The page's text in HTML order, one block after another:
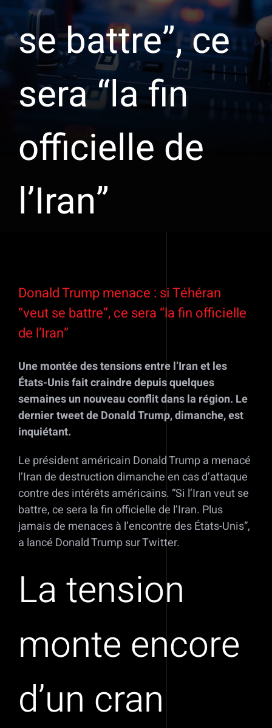
se battre”, ce
sera “la fin
officielle de
l’Iran”
l'image
agrandie
Donald Trump menace : si Téhéran
“veut se battre”, ce sera “la fin officielle
de l’Iran”
Une montée des tensions entre l’Iran et les
États-Unis fait craindre depuis quelques
semaines un nouveau conflit dans la région. Le
dernier tweet de Donald Trump, dimanche, est
inquiétant.
Le président américain Donald Trump a menacé
l’Iran de destruction dimanche en cas d’attaque
contre des intérêts américains. “Si l’Iran veut se
battre, ce sera la fin officielle de l’Iran. Plus
jamais de menaces à l’encontre des États-Unis”,
a lancé Donald Trump sur Twitter.
La tension
monte encore
d’un cran